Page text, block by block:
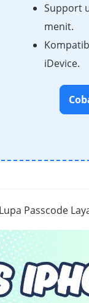
Support
menit.
iDevice.
Passcode